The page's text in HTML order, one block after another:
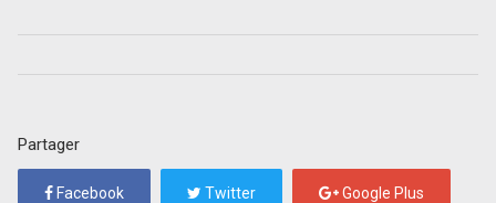
Partager
Facebook Twitter Google Plus